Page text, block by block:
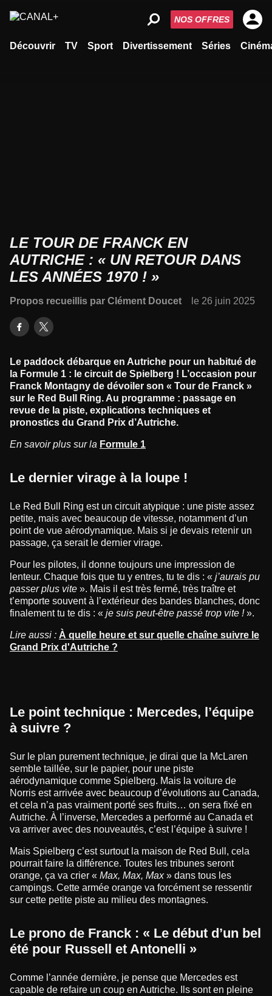
Découvrir TV Sport Divertissement Séries
NOS OFFRES
LE TOUR DE FRANCK EN
AUTRICHE : « UN RETOUR DANS
LES ANNÉES 1970 ! »
Propos recueillis par Clément Doucet le 26 juin 2025
Le paddock débarque en Autriche pour un habitué de
la Formule 1 : le circuit de Spielberg ! L’occasion pour
Franck Montagny de dévoiler son « Tour de Franck »
sur le Red Bull Ring. Au programme : passage en
revue de la piste, explications techniques et
pronostics du Grand Prix d’Autriche.
En savoir plus sur la Formule 1
Le dernier virage à la loupe !
Le Red Bull Ring est un circuit atypique : une piste assez
petite, mais avec beaucoup de vitesse, notamment d’un
point de vue aérodynamique. Mais si je devais retenir un
passage, ça serait le dernier virage.
Pour les pilotes, il donne toujours une impression de
lenteur. Chaque fois que tu y entres, tu te dis : « j’aurais pu
passer plus vite ». Mais il est très fermé, très traître et
t’emporte souvent à l’extérieur des bandes blanches, donc
finalement tu te dis : « je suis peut-être passé trop vite !».
Lire aussi : À quelle heure et sur quelle chaîne suivre le
Grand Prix d'Autriche ?
Le point technique : Mercedes, l’équipe
à suivre ?
Sur le plan purement technique, je dirai que la McLaren
semble taillée, sur le papier, pour une piste
aérodynamique comme Spielberg. Mais la voiture de
Norris est arrivée avec beaucoup d’évolutions au Canada,
et cela n’a pas vraiment porté ses fruits… on sera fixé en
Autriche. À l’inverse, Mercedes a performé au Canada et
va arriver avec des nouveautés, c’est l’équipe à suivre !
Mais Spielberg c’est surtout la maison de Red Bull, cela
pourrait faire la différence. Toutes les tribunes seront
orange, ça va crier « Max, Max, Max» dans tous les
campings. Cette armée orange va forcément se ressentir
sur cette petite piste au milieu des montagnes.
Le prono de Franck : « Le début d’un bel
été pour Russell et Antonelli »
Comme l’année dernière, je pense que Mercedes est
capable de refaire un coup en Autriche. Ils sont en pleine